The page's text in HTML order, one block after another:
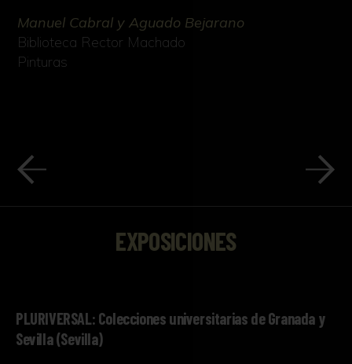
Manuel Cabral y Aguado Bejarano
Biblioteca Rector Machado
Pinturas
EXPOSICIONES
PLURIVERSAL: Colecciones universitarias de Granada y
Sevilla (Sevilla)